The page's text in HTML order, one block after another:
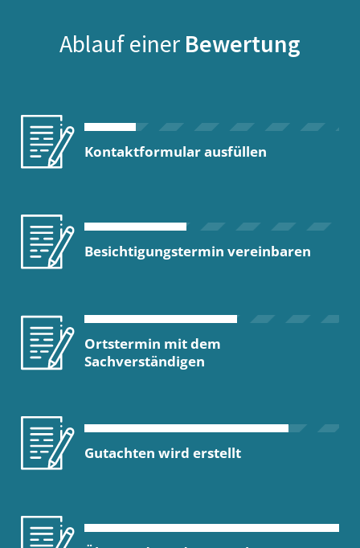
Ablauf einer Bewertung
Kontaktformular ausfüllen
Besichtigungstermin vereinbaren
Ortstermin mit dem
Sachverständigen
Gutachten wird erstellt